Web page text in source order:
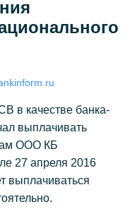
в качестве банка-
выплачивать
ООО КБ
27 апреля 2016
выплачиваться